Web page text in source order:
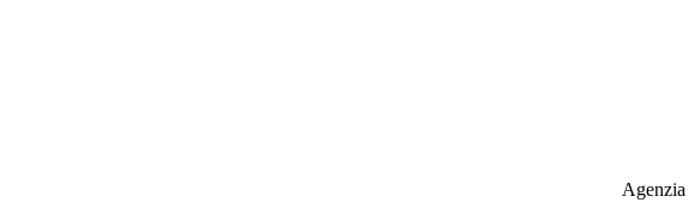
Agenzia